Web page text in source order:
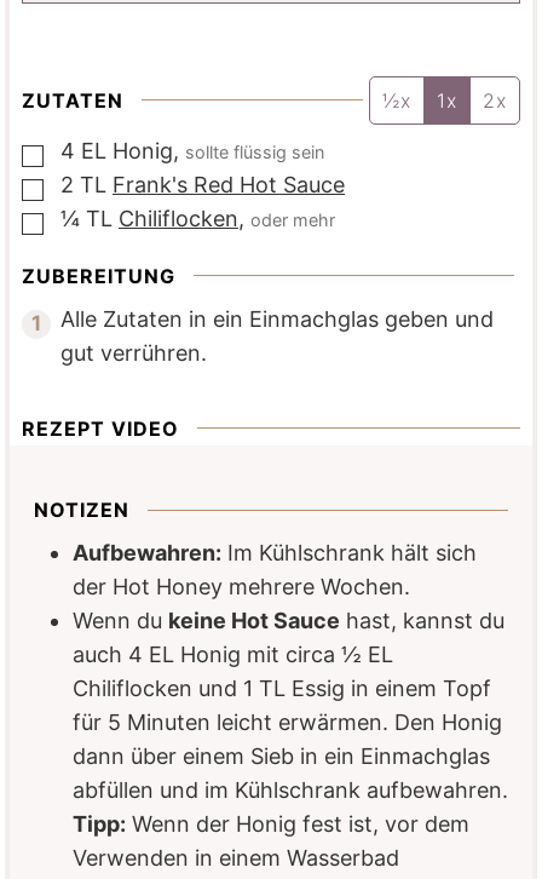
ZUTATEN ½x 1x 2x
▢
4 EL Honig, sollte flüssig sein
▢
2 TL Frank's Red Hot Sauce
▢
¼ TL Chiliflocken, oder mehr
ZUBEREITUNG
Alle Zutaten in ein Einmachglas geben und
gut verrühren.
REZEPT VIDEO
NOTIZEN
Aufbewahren: Im Kühlschrank hält sich
der Hot Honey mehrere Wochen.
Wenn du keine Hot Sauce hast, kannst du
auch 4 EL Honig mit circa ½ EL
Chiliflocken und 1 TL Essig in einem Topf
für 5 Minuten leicht erwärmen. Den Honig
dann über einem Sieb in ein Einmachglas
abfüllen und im Kühlschrank aufbewahren.
Tipp: Wenn der Honig fest ist, vor dem
Verwenden in einem Wasserbad